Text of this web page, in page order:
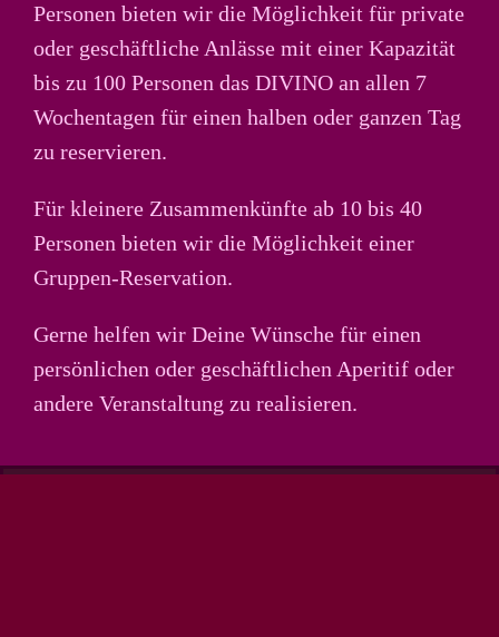
Personen bieten wir die Möglichkeit für private
oder geschäftliche Anlässe mit einer Kapazität
bis zu 100 Personen das DIVINO an allen 7
Wochentagen für einen halben oder ganzen Tag
zu reservieren.
Für kleinere Zusammenkünfte ab 10 bis 40
Personen bieten wir die Möglichkeit einer
Gruppen-Reservation.
Gerne helfen wir Deine Wünsche für einen
persönlichen oder geschäftlichen Aperitif oder
andere Veranstaltung zu realisieren.